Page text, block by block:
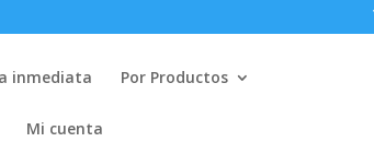
inmediata Por Productos
Mi cuenta